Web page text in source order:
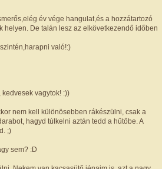
év vége hangulat,és a hozzátartozó
helyen. De talán lesz az elkövetkezendő időben
való!:)
vagytok! :))
nem kell különösebben rákészülni, csak a
hagyd túlkelni aztán tedd a hűtőbe. A
;)
sem? :D